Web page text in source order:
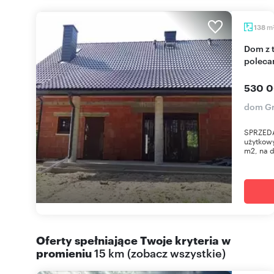
138 m
Dom z tarasem i widokiem na las w Grabówce
530
dom
m2, na
Oferty spełniające Twoje kryteria w
promieniu15 km (zobacz wszystkie)